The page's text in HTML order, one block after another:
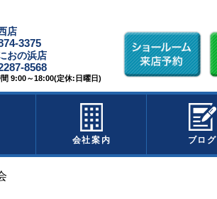
店
3375
おの浜店
8568
9:00～18:00(定休:日曜日)
会社案内 ブログ